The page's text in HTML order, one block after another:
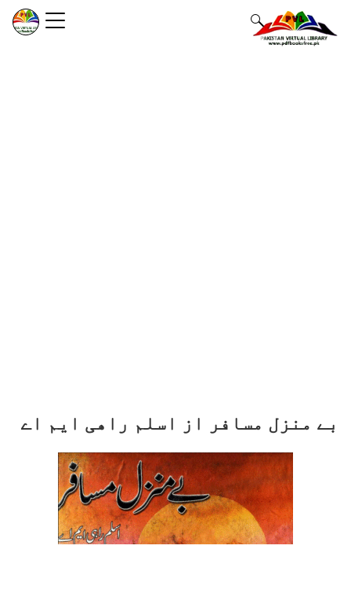
بے منزل مسافر از اسلم راھی ایم اے